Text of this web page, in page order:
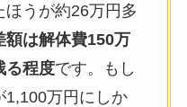
ほうが約26万円多
額は解体費150万
る程度です。もし
1,100万円にしか